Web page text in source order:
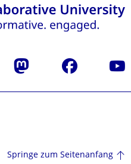
Mastodon Facebook
Springe zum Seitenanfang